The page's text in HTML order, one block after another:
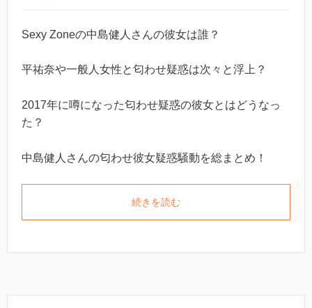
Sexy Zoneの中島健人さんの彼女は誰？
平祐奈や一般人女性と匂わせ疑惑は次々と浮上？
2017年に噂になった匂わせ疑惑の彼女とはどうなっ
た？
中島健人さんの匂わせ彼女疑惑騒動を総まとめ！
続きを読む